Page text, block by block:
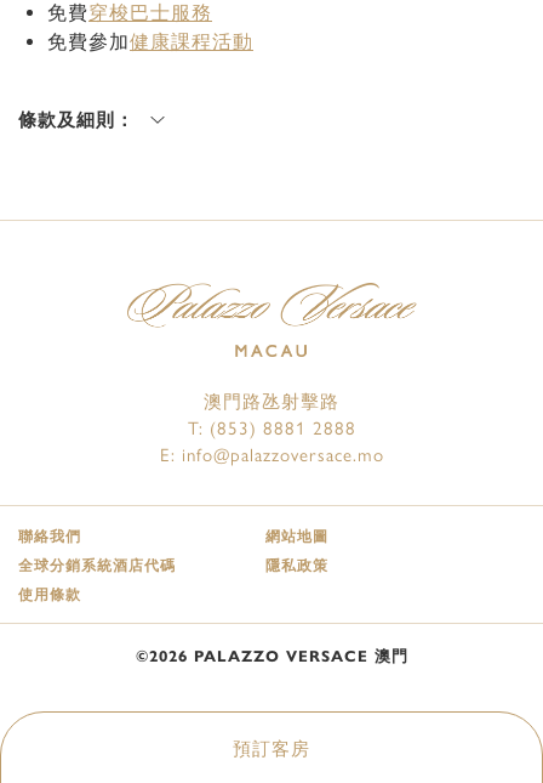
預訂客房
免費穿梭巴士服務
免費參加健康課程活動
條款及細則：
澳門路氹射擊路
T: (853) 8881 2888
E: info@palazzoversace.mo
聯絡我們
網站地圖
全球分銷系統酒店代碼
隱私政策
使用條款
©2026 PALAZZO VERSACE 澳門